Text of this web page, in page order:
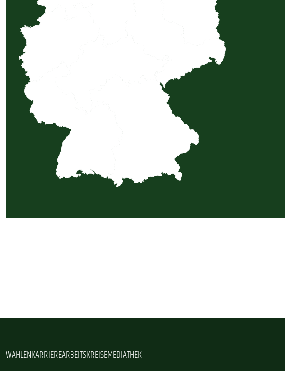
WAHLENKARRIEREARBEITSKREISEMEDIATHEK